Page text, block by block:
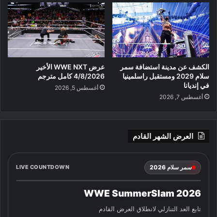
الكشف عن مدينة استضافة سمر
سلام 2029 ومستقبل راسلمينيا
في إنديانا
أغسطس 7, 2026
عرض WWE NXT الأخير
4/8/2026 كامل مترجم
أغسطس 5, 2026
العرض الشهر القادم
سمر سلام 2026 LIVE COUNTDOWN
WWE SummerSlam 2026
تابع العد التنازلي لانطلاق العرض القادم